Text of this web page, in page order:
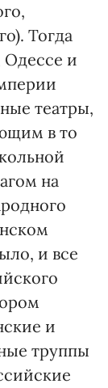
Тогда
Одессе и
театры,
в то
на
и все
и
труппы